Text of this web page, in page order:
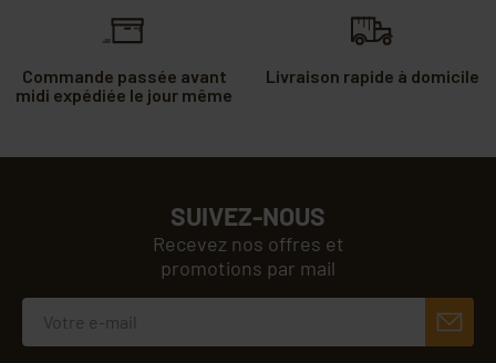
Commande passée avant
midi expédiée le jour même
Livraison rapide à domicile
SUIVEZ-NOUS
Recevez nos offres et
promotions par mail